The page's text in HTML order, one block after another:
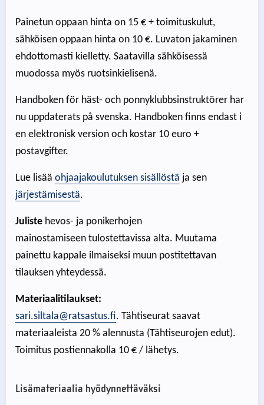
Painetun oppaan hinta on 15 € + toimituskulut,
sähköisen oppaan hinta on 10 €. Luvaton jakaminen
ehdottomasti kielletty. Saatavilla sähköisessä
muodossa myös ruotsinkielisenä.
Handboken för häst- och ponnyklubbsinstruktörer har
nu uppdaterats på svenska. Handboken finns endast i
en elektronisk version och kostar 10 euro +
postavgifter.
Lue lisää ohjaajakoulutuksen sisällöstä ja sen
järjestämisestä.
Juliste hevos- ja ponikerhojen
mainostamiseen tulostettavissa alta. Muutama
painettu kappale ilmaiseksi muun postitettavan
tilauksen yhteydessä.
Materiaalitilaukset:
sari.siltala@ratsastus.fi. Tähtiseurat saavat
materiaaleista 20 % alennusta (Tähtiseurojen edut).
Toimitus postiennakolla 10 € / lähetys.
Lisämateriaalia hyödynnettäväksi